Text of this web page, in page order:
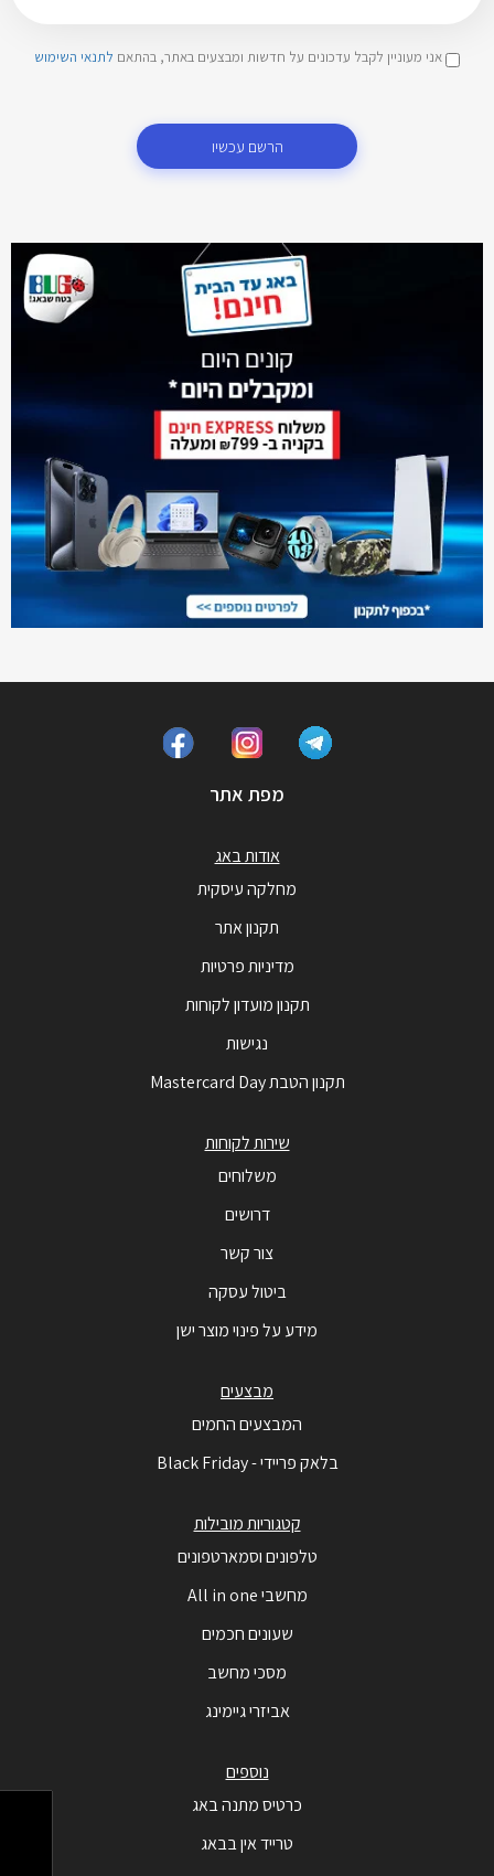
אני מעוניין לקבל עדכונים על חדשות ומבצעים באתר, בהתאם לתנאי השימוש
הרשם עכשיו
מפת אתר
אודות באג
מחלקה עיסקית
תקנון אתר
מדיניות פרטיות
תקנון מועדון לקוחות
נגישות
תקנון הטבת Mastercard Day
שירות לקוחות
משלוחים
דרושים
צור קשר
ביטול עסקה
מידע על פינוי מוצר ישן
מבצעים
המבצעים החמים
בלאק פריידי - Black Friday
קטגוריות מובילות
טלפונים וסמארטפונים
מחשבי All in one
שעונים חכמים
מסכי מחשב
אביזרי גיימינג
נוספים
כרטיס מתנה באג
טרייד אין בבאג